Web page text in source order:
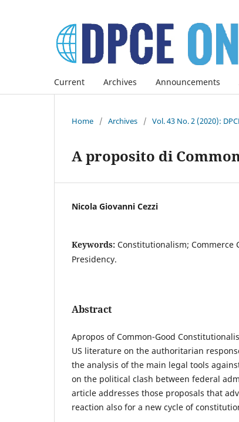
Current Archives Announcements
Home / Archives / Vol. 43 No. 2 (2020):
A proposito di
Nicola Giovanni Cezzi
Keywords: Constitutionalism; Commerce
Presidency.
Abstract
Apropos of Common-Good
US literature on the authoritarian
the analysis of the main legal tools
on the political clash between federal
article addresses those proposals that
reaction also for a new cycle of